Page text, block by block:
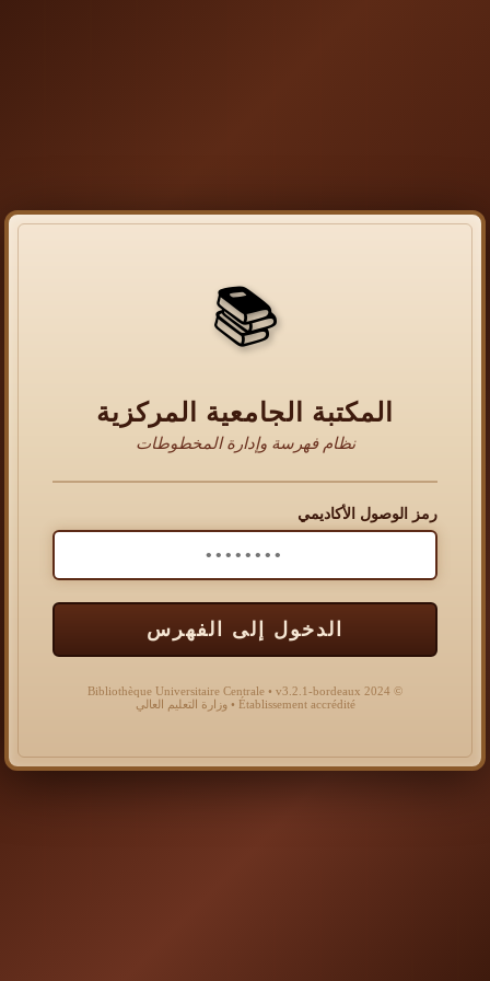
📚
المكتبة الجامعية المركزية
نظام فهرسة وإدارة المخطوطات
رمز الوصول الأكاديمي
الدخول إلى الفهرس
© 2024 Bibliothèque Universitaire Centrale • v3.2.1-bordeaux
Établissement accrédité • وزارة التعليم العالي